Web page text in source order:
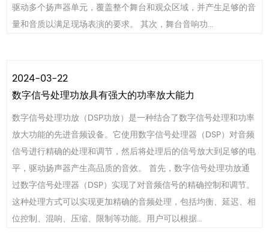
驱动多个扬声器单元，覆盖整个舞台和观众区域，并产生足够的音
量和音质以满足现场表演的要求。 其次，舞台音响功...
2024-03-22
数字信号处理功放具有强大的功率放大能力
数字信号处理功放（DSP功放）是一种结合了数字信号处理和功率
放大功能的先进音频设备。它使用数字信号处理器（DSP）对音频
信号进行精确的处理和调节，然后将处理后的信号放大到足够的电
平，驱动扬声器产生高品质的音效。 首先，数字信号处理功放通
过数字信号处理器（DSP）实现了对音频信号的精确控制和调节。
这种处理方式可以实现更加精确的音频处理，包括均衡、延迟、相
位控制、混响、压缩、限制等功能。用户可以根据...